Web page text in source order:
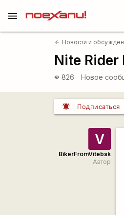
menu
arrow_back Новости и
Nite Rider
visibility 826 Новое
notifications_active Подписаться
V
BikerFromVitebsk
Автор